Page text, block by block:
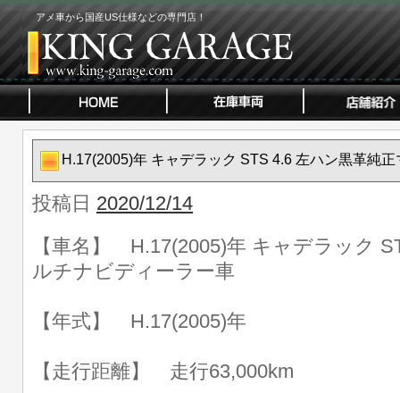
アメ車から国産US仕様などの専門店！
H.17(2005)年 キャデラック STS 4.6 左ハン黒革純
投稿日 2020/12/14
【車名】 H.17(2005)年 キャデラック
ルチナビディーラー車
【年式】 H.17(2005)年
【走行距離】 走行63,000km